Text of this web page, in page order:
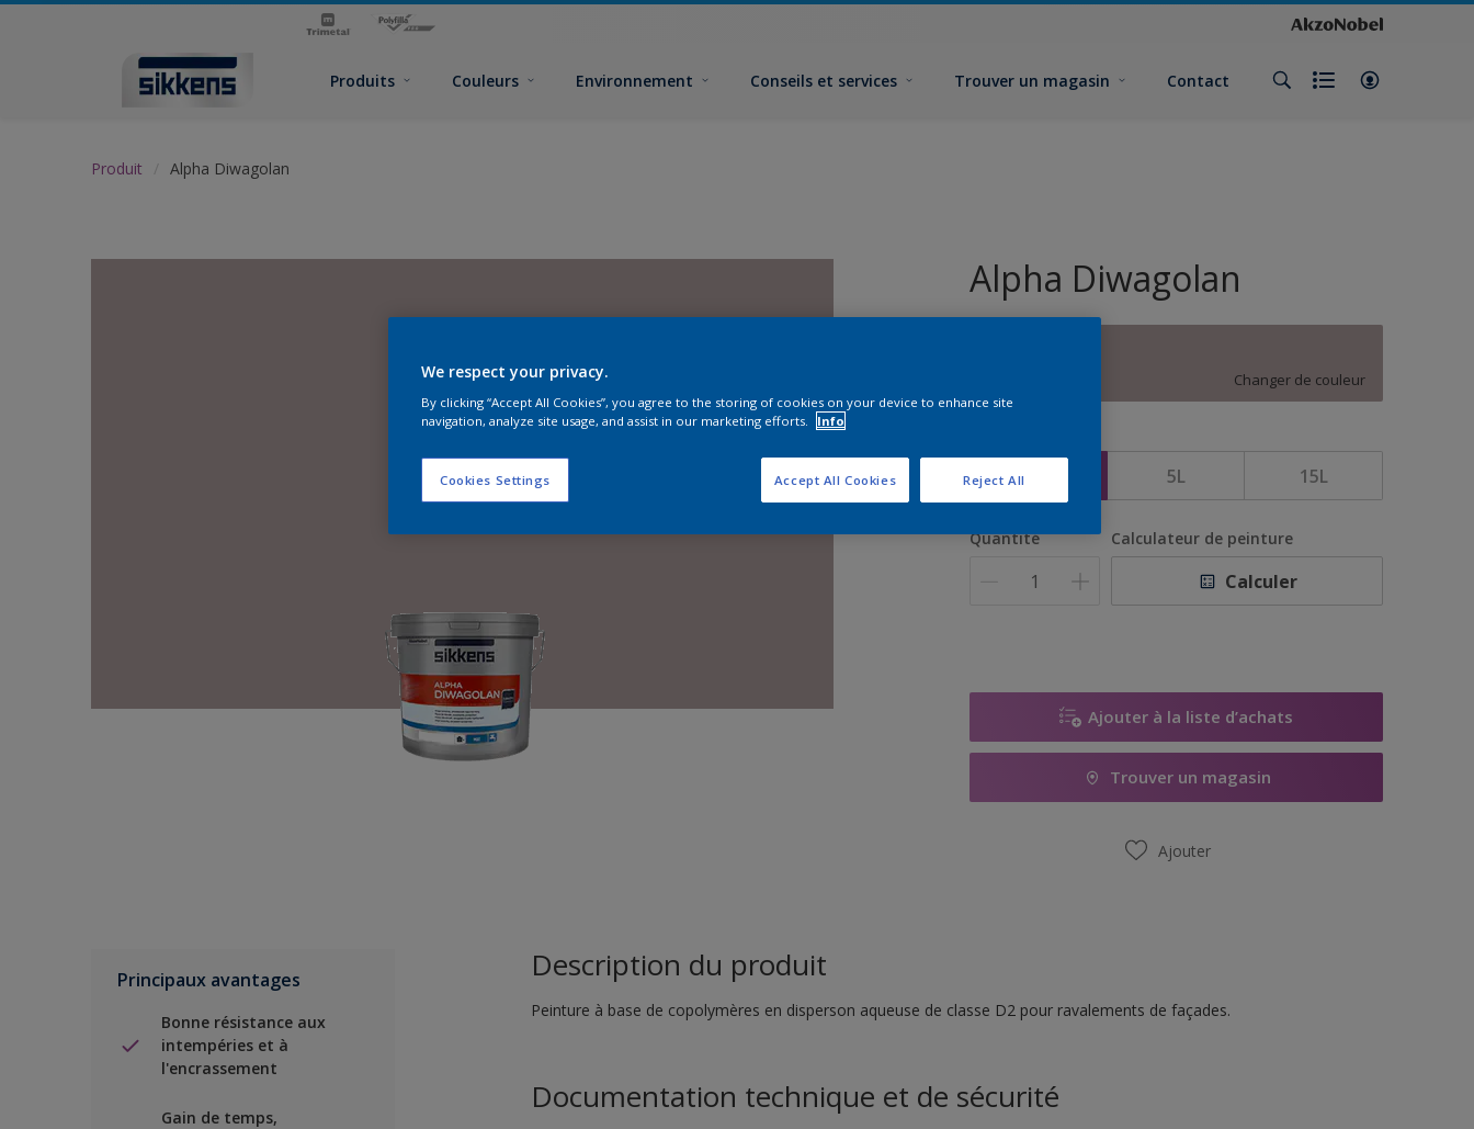
Produits Couleurs Environnement Conseils et services Trouver un magasin Contact
Produit Alpha Diwagolan
Alpha Diwagolan
Changer de couleur
5L 15L
Quantité Calculateur de peinture
Calculer
Ajouter à la liste d’achats
Trouver un magasin
Ajouter
Principaux avantages
Bonne résistance aux
intempéries et à
l'encrassement
Gain de temps,
Description du produit
Peinture à base de copolymères en disperson aqueuse de classe D2 pour ravalements de façades.
Documentation technique et de sécurité
We respect your privacy.
By clicking “Accept All Cookies”, you agree to the storing of cookies on your device to enhance site
navigation, analyze site usage, and assist in our marketing efforts.
Info
Cookies Settings Reject All
Accept All Cookies